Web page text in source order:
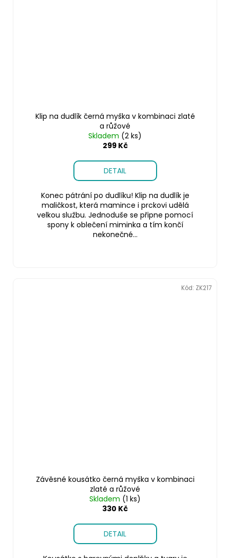
Klip na dudlík černá myška v kombinaci zlaté
a růžové
Skladem (2 ks)
299 Kč
DETAIL
Konec pátrání po dudlíku! Klip na dudlík je
maličkost, která mamince i prckovi udělá
velkou službu. Jednoduše se připne pomocí
spony k oblečení miminka a tím končí
nekonečné...
Závěsné kousátko černá myška v kombinaci
zlaté a růžové
Skladem (1 ks)
330 Kč
DETAIL
Kód: ZK217